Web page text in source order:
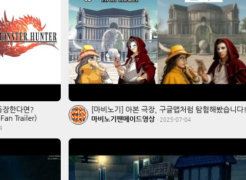
장한다면?
Trailer)
[마비노기] 아본 극장, 구글맵처럼 탐험해봤습니다!
마비노기팬메이드영상 · 2025-07-04